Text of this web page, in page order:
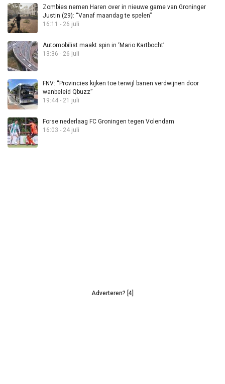
Zombies nemen Haren over in nieuwe game van Groninger
Justin (29): “Vanaf maandag te spelen”
16:11 - 26 juli
Automobilist maakt spin in ‘Mario Kartbocht’
13:36 - 26 juli
FNV: “Provincies kijken toe terwijl banen verdwijnen door
wanbeleid Qbuzz”
19:44 - 21 juli
Forse nederlaag FC Groningen tegen Volendam
16:03 - 24 juli
Adverteren? [4]